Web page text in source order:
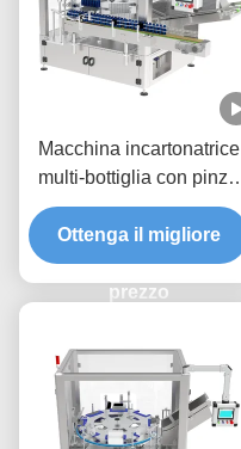
Macchina incartonatrice
multi-bottiglia con pinze
servoassistite e
deviazione a doppia fila
per un confezionamento
efficiente di vari tipi di
Ottenga il migliore
prezzo